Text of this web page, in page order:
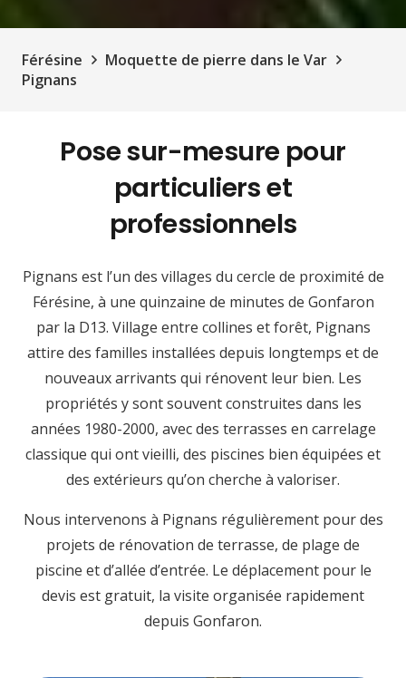
Férésine
Moquette de pierre dans le Var
Pignans
Pose sur-mesure pour
particuliers et
professionnels
Pignans est l’un des villages du cercle de proximité de
Férésine, à une quinzaine de minutes de Gonfaron
par la D13. Village entre collines et forêt, Pignans
attire des familles installées depuis longtemps et de
nouveaux arrivants qui rénovent leur bien. Les
propriétés y sont souvent construites dans les
années 1980-2000, avec des terrasses en carrelage
classique qui ont vieilli, des piscines bien équipées et
des extérieurs qu’on cherche à valoriser.
Nous intervenons à Pignans régulièrement pour des
projets de rénovation de terrasse, de plage de
piscine et d’allée d’entrée. Le déplacement pour le
devis est gratuit, la visite organisée rapidement
depuis Gonfaron.